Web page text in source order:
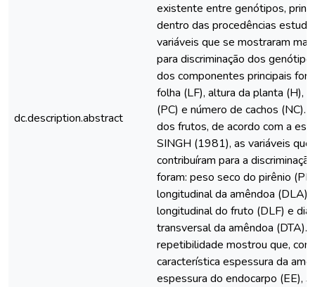
dc.description.abstract
existente entre genótipos,
dentro das procedências
variáveis que se mostraram
para discriminação dos
dos componentes principais
folha (LF), altura da planta (H),
(PC) e número de cachos (NC).
dos frutos, de acordo com a
SINGH (1981), as variáveis que
contribuíram para a
foram: peso seco do pirênio
longitudinal da amêndoa (DLA),
longitudinal do fruto (DLF) e
transversal da amêndoa
repetibilidade mostrou que,
característica espessura da
espessura do endocarpo (EE),